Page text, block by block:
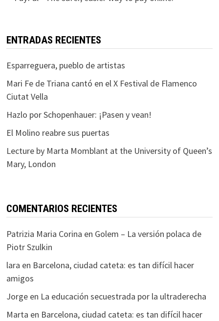
ENTRADAS RECIENTES
Esparreguera, pueblo de artistas
Mari Fe de Triana cantó en el X Festival de Flamenco
Ciutat Vella
Hazlo por Schopenhauer: ¡Pasen y vean!
El Molino reabre sus puertas
Lecture by Marta Momblant at the University of Queen’s
Mary, London
COMENTARIOS RECIENTES
Patrizia Maria Corina en Golem – La versión polaca de
Piotr Szulkin
lara en Barcelona, ciudad cateta: es tan difícil hacer
amigos
Jorgeen La educación secuestrada por la ultraderecha
Marta en Barcelona, ciudad cateta: es tan difícil hacer